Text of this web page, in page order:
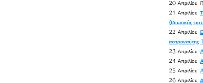
20 Απριλίου
21 Απριλίου
(Ιδιωτικός
22 Απριλίου
αστροναύτης
23 Απριλίου
24 Απριλίου
25 Απριλίου
26 Απριλίου